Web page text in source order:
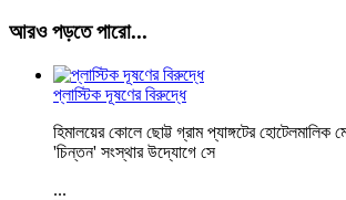
আরও পড়তে পারো...
প্লাস্টিক দূষণের বিরুদ্ধে
হিমালয়ের কোলে ছোট্ট গ্রাম প্যাঙ্গটের
'চিন্তন' সংস্থার উদ্যোগে সে
...